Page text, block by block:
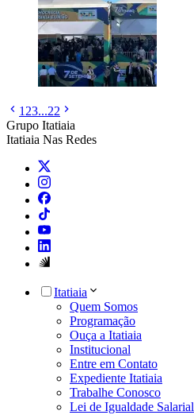
1 23...22
Grupo Itatiaia
Itatiaia Nas Redes
Itatiaia
Quem Somos
Programação
Ouça a Itatiaia
Institucional
Entre em Contato
Expediente Itatiaia
Trabalhe Conosco
Lei de Igualdade Salarial